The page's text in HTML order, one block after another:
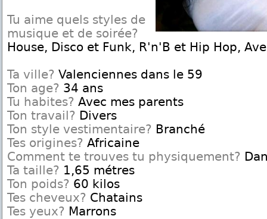
Tu aime quels styles de
musique et de soirée?
House, Disco et Funk, R'n'B et Hip Hop,
Ta ville? Valenciennes dans le 59
Ton age? 34 ans
Tu habites? Avec mes parents
Ton travail? Divers
Ton style vestimentaire? Branché
Tes origines? Africaine
Comment te trouves tu physiquement?
Ta taille? 1,65 métres
Ton poids? 60 kilos
Tes cheveux? Chatains
Tes yeux? Marrons